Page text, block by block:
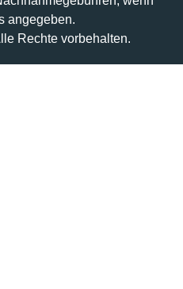
angegeben.
Rechte vorbehalten.